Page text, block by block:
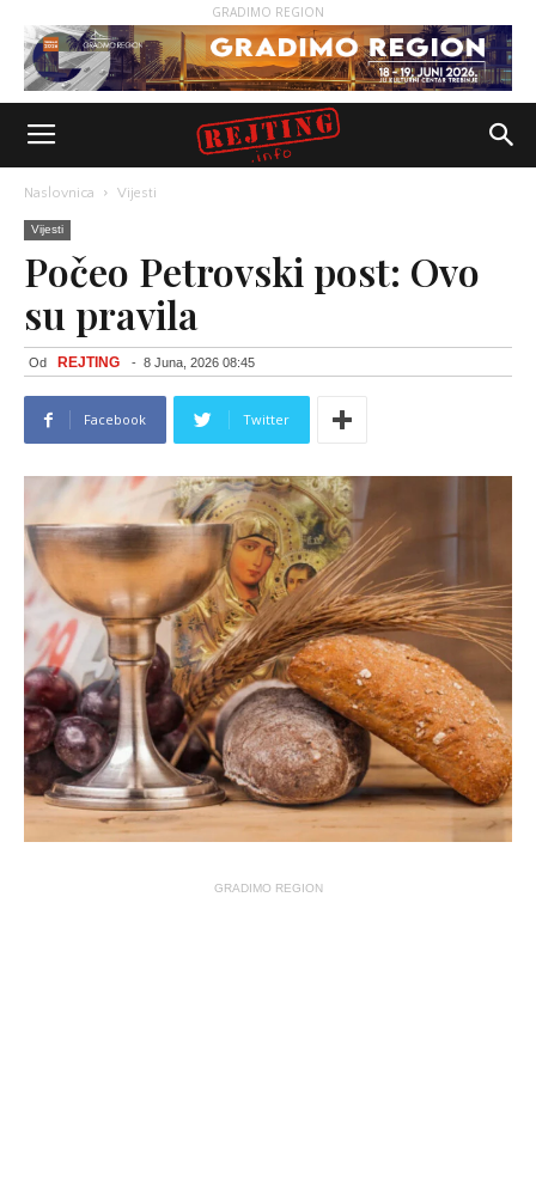
GRADIMO REGION
Naslovnica Vijesti
Vijesti
Počeo Petrovski post: Ovo
su pravila
Od REJTING - 8 Juna, 2026 08:45
Facebook Twitter
GRADIMO REGION